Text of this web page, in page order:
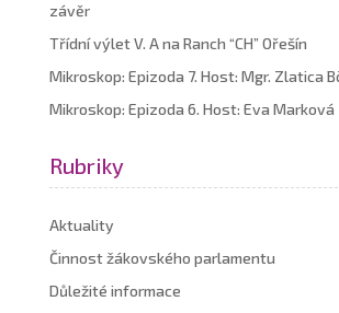
závěr
Třídní výlet V. A na Ranch “CH” Ořešín
Mikroskop: Epizoda 7. Host: Mgr. Zlatica
Mikroskop: Epizoda 6. Host: Eva Marková
Rubriky
Aktuality
Činnost žákovského parlamentu
Důležité informace